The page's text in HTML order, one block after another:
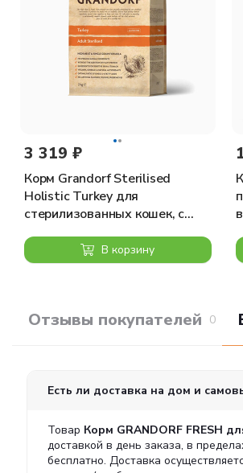
3 319 ₽
Корм Grandorf Sterilised
Holistic Turkey для
стерилизованных кошек, с
В корзину
Отзывы покупателей 0
Есть ли доставка на дом и
Товар Корм GRANDORF FRESH
доставкой в день заказа, в
бесплатно. Доставка